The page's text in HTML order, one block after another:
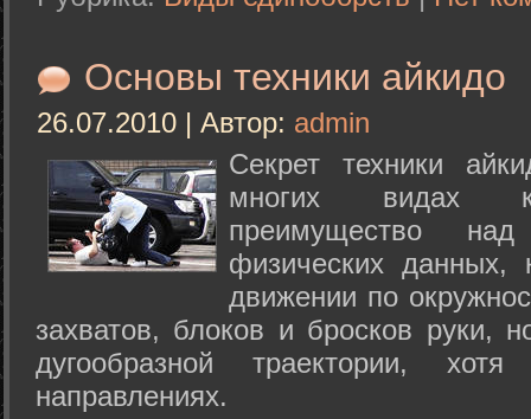
Основы техники айкидо
26.07.2010 | Автор: admin
Секрет техники
многих видах
преимущество
физических данных,
движении по
захватов, блоков и бросков руки,
дугообразной траектории,
направлениях.